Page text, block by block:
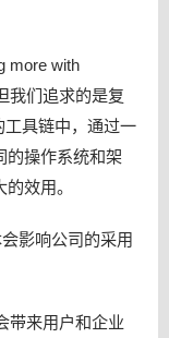
more with
我们追求的是复
工具链中，通过一
的操作系统和架
效用。
影响公司的采用
带来用户和企业